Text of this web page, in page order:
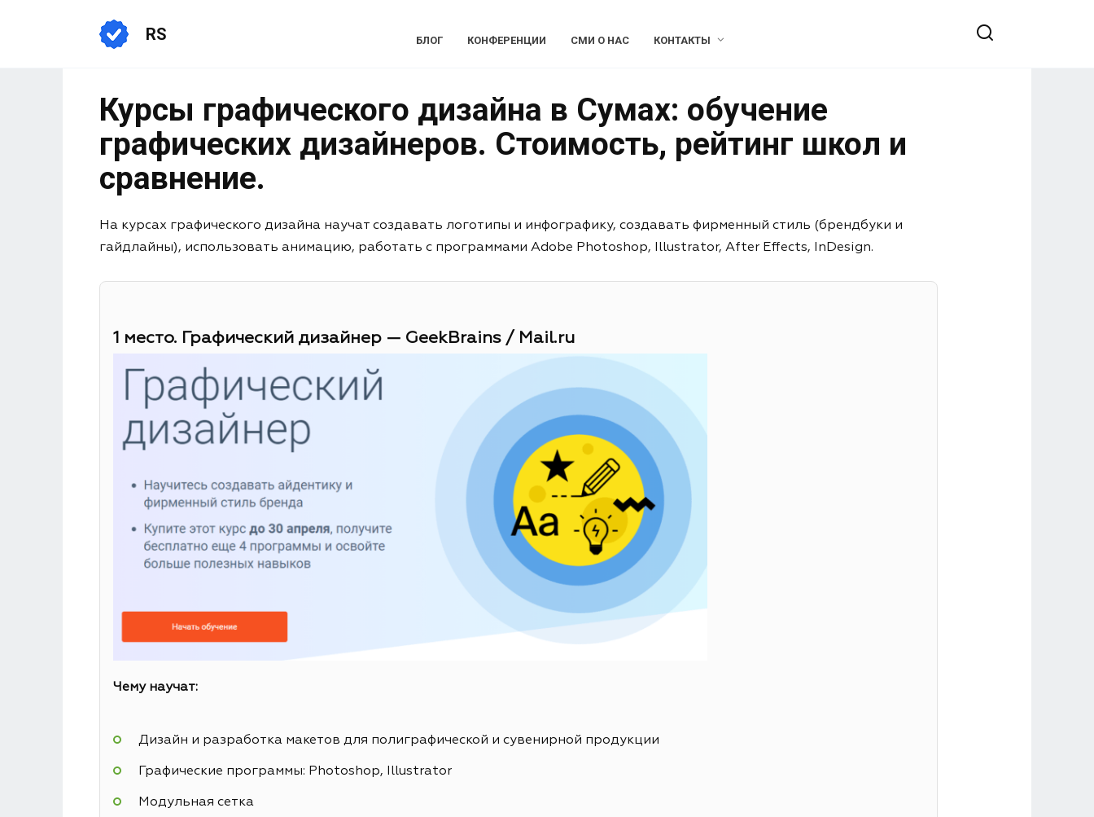
RS БЛОГ КОНФЕРЕНЦИИ СМИ О НАС КОНТАКТЫ
Курсы графического дизайна в Сумах: обучение
графических дизайнеров. Стоимость, рейтинг школ и
сравнение.
На курсах графического дизайна научат создавать логотипы и инфографику, создавать фирменный стиль (брендбуки и
гайдлайны), использовать анимацию, работать с программами Adobe Photoshop, Illustrator, After Effects, InDesign.
1 место. Графический дизайнер — GeekBrains / Mail.ru
Чему научат:
Дизайн и разработка макетов для полиграфической и сувенирной продукции
Графические программы: Photoshop, Illustrator
Модульная сетка